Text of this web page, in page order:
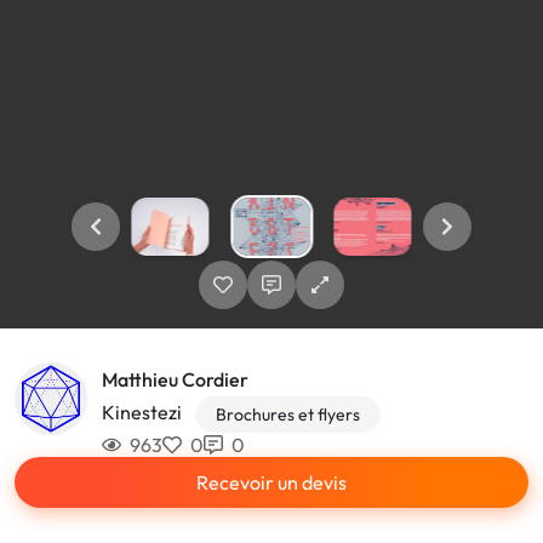
Matthieu Cordier
Kinestezi
Brochures et flyers
963 0
0
Recevoir un devis